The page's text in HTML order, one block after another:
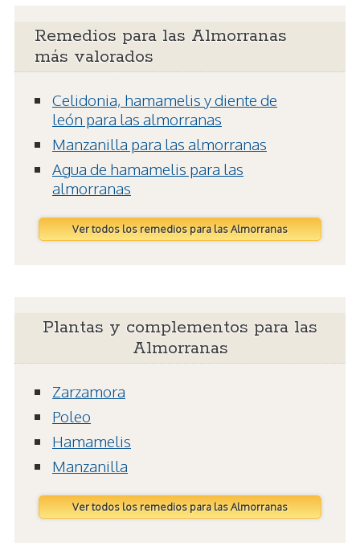
Remedios para las Almorranas
más valorados
Celidonia, hamamelis y diente de
león para las almorranas
Manzanilla para las almorranas
Agua de hamamelis para las
almorranas
Ver todos los remedios para las Almorranas
Plantas y complementos para las
Almorranas
Zarzamora
Poleo
Hamamelis
Manzanilla
Ver todos los remedios para las Almorranas